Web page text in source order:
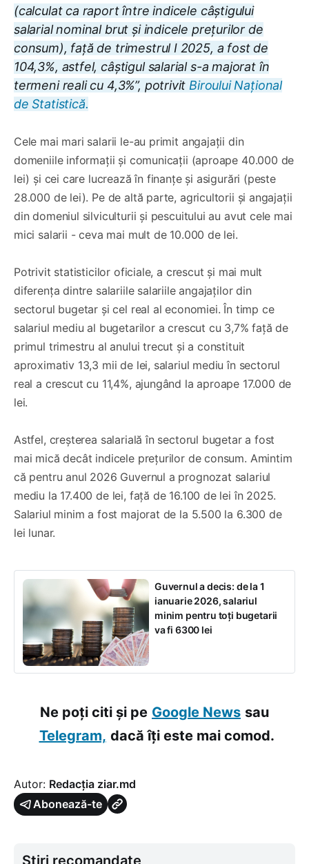
(calculat ca raport între indicele câștigului
salarial nominal brut și indicele prețurilor de
consum), față de trimestrul I 2025, a fost de
104,3%, astfel, câștigul salarial s-a majorat în
termeni reali cu 4,3%”, potrivit Biroului Național
de Statistică.
Cele mai mari salarii le-au primit angajații din
domeniile informații și comunicații (aproape 40.000 de
lei) și cei care lucrează în finanțe și asigurări (peste
28.000 de lei). Pe de altă parte, agricultorii și angajații
din domeniul silviculturii și pescuitului au avut cele mai
mici salarii - ceva mai mult de 10.000 de lei.
Potrivit statisticilor oficiale, a crescut și mai mult
diferența dintre salariile salariile angajaților din
sectorul bugetar și cel real al economiei. În timp ce
salariul mediu al bugetarilor a crescut cu 3,7% față de
primul trimestru al anului trecut și a constituit
aproximativ 13,3 mii de lei, salariul mediu în sectorul
real a crescut cu 11,4%, ajungând la aproape 17.000 de
lei.
Astfel, creșterea salarială în sectorul bugetar a fost
mai mică decât indicele prețurilor de consum. Amintim
că pentru anul 2026 Guvernul a prognozat salariul
mediu la 17.400 de lei, față de 16.100 de lei în 2025.
Salariul minim a fost majorat de la 5.500 la 6.300 de
lei lunar.
Guvernul a decis: de la 1
ianuarie 2026, salariul
minim pentru toți bugetarii
va fi 6300 lei
Ne poți citi și pe Google News sau
Telegram, dacă îți este mai comod.
Autor: Redacția ziar.md
Abonează-te
Știri recomandate